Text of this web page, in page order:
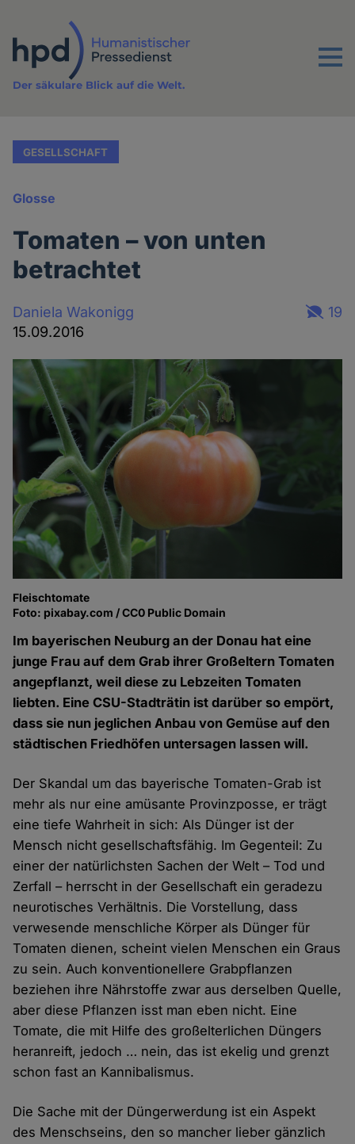
Inhalt
Menu
Der säkulare Blick auf die Welt.
GESELLSCHAFT
Glosse
Tomaten – von unten
betrachtet
Daniela Wakonigg
15.09.2016
19
Fleischtomate
Foto: pixabay.com / CC0 Public Domain
Im bayerischen Neuburg an der Donau hat eine
junge Frau auf dem Grab ihrer Großeltern Tomaten
angepflanzt, weil diese zu Lebzeiten Tomaten
liebten. Eine CSU-Stadträtin ist darüber so empört,
dass sie nun jeglichen Anbau von Gemüse auf den
städtischen Friedhöfen untersagen lassen will.
Der Skandal um das bayerische Tomaten-Grab ist
mehr als nur eine amüsante Provinzposse, er trägt
eine tiefe Wahrheit in sich: Als Dünger ist der
Mensch nicht gesellschaftsfähig. Im Gegenteil: Zu
einer der natürlichsten Sachen der Welt – Tod und
Zerfall – herrscht in der Gesellschaft ein geradezu
neurotisches Verhältnis. Die Vorstellung, dass
verwesende menschliche Körper als Dünger für
Tomaten dienen, scheint vielen Menschen ein Graus
zu sein. Auch konventionellere Grabpflanzen
beziehen ihre Nährstoffe zwar aus derselben Quelle,
aber diese Pflanzen isst man eben nicht. Eine
Tomate, die mit Hilfe des großelterlichen Düngers
heranreift, jedoch … nein, das ist ekelig und grenzt
schon fast an Kannibalismus.
Die Sache mit der Düngerwerdung ist ein Aspekt
des Menschseins, den so mancher lieber gänzlich